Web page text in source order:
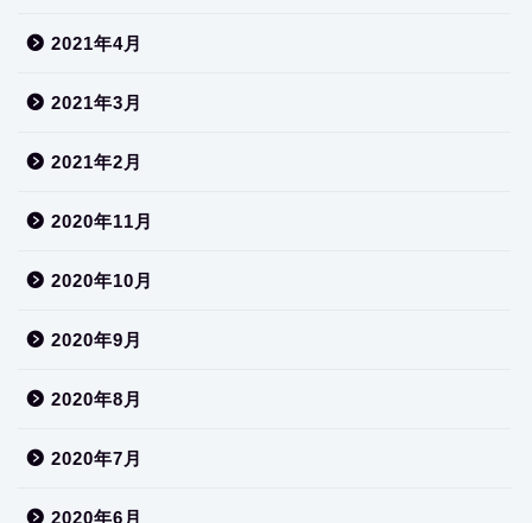
2021年4月
2021年3月
2021年2月
2020年11月
2020年10月
2020年9月
2020年8月
2020年7月
2020年6月